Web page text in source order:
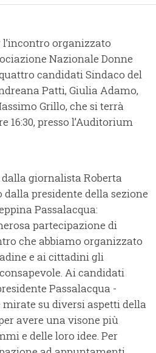
organizzato
Nazionale Donne
candidati Sindaco del
Patti, Giulia Adamo,
Grillo, che si terrà
16:30, presso l’Auditorium
giornalista Roberta
presidente della sezione
Passalacqua:
partecipazione di
che abbiamo organizzato
e ai cittadini gli
Ai candidati
Passalacqua -
su diversi aspetti della
avere una visone più
e delle loro idee. Per